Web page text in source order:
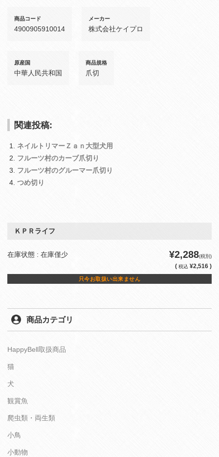
商品コード
4900905910014
メーカー
株式会社ケイプロ
原産国
中華人民共和国
商品規格
爪切
関連投稿:
ネイルトリマーＺａｎ大型犬用
フルーツ村のカーブ爪切り
フルーツ村のグルーマー爪切り
つめ切り
ＫＰＲライフ
在庫状態 : 在庫僅少 ¥2,288(税別)
( 税込 ¥2,516 )
只今お取扱い出来ません
商品カテゴリ
HappyBell取扱商品
猫
犬
観賞魚
爬虫類・両生類
小鳥
小動物